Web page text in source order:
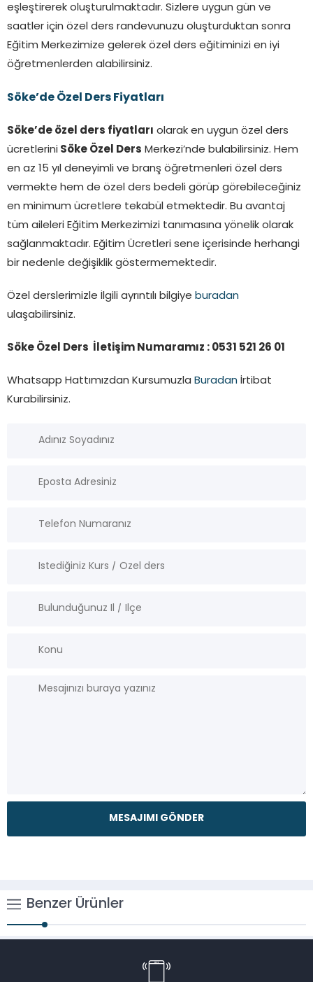
eşleştirerek oluşturulmaktadır. Sizlere uygun gün ve
saatler için özel ders randevunuzu oluşturduktan sonra
Eğitim Merkezimize gelerek özel ders eğitiminizi en iyi
öğretmenlerden alabilirsiniz.
Söke’de Özel Ders Fiyatları
Söke’de özel ders fiyatları olarak en uygun özel ders
ücretlerini Söke Özel Ders Merkezi’nde bulabilirsiniz. Hem
en az 15 yıl deneyimli ve branş öğretmenleri özel ders
vermekte hem de özel ders bedeli görüp görebileceğiniz
en minimum ücretlere tekabül etmektedir. Bu avantaj
tüm aileleri Eğitim Merkezimizi tanımasına yönelik olarak
sağlanmaktadır. Eğitim Ücretleri sene içerisinde herhangi
bir nedenle değişiklik göstermemektedir.
Özel derslerimizle İlgili ayrıntılı bilgiye buradan
ulaşabilirsiniz.
Söke Özel Ders İletişim Numaramız : 0531 521 26 01
Whatsapp Hattımızdan Kursumuzla Buradan İrtibat
Kurabilirsiniz.
Benzer Ürünler